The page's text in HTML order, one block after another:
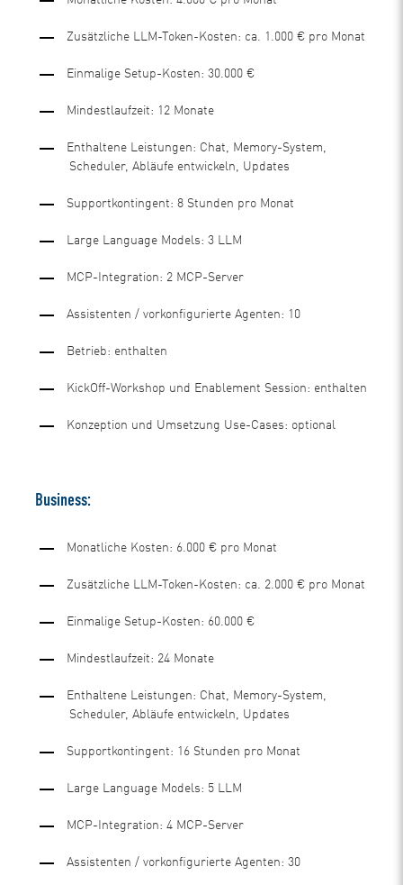
Zusätzliche LLM-Token-Kosten: ca. 1.000 € pro Monat
Einmalige Setup-Kosten: 30.000 €
Mindestlaufzeit: 12 Monate
Enthaltene Leistungen: Chat, Memory-System,
Scheduler, Abläufe entwickeln, Updates
Supportkontingent: 8 Stunden pro Monat
Large Language Models: 3 LLM
MCP-Integration: 2 MCP-Server
Assistenten / vorkonfigurierte Agenten: 10
Betrieb: enthalten
KickOff-Workshop und Enablement Session: enthalten
Konzeption und Umsetzung Use-Cases: optional
Business:
Monatliche Kosten: 6.000 € pro Monat
Zusätzliche LLM-Token-Kosten: ca. 2.000 € pro Monat
Einmalige Setup-Kosten: 60.000 €
Mindestlaufzeit: 24 Monate
Enthaltene Leistungen: Chat, Memory-System,
Scheduler, Abläufe entwickeln, Updates
Supportkontingent: 16 Stunden pro Monat
Large Language Models: 5 LLM
MCP-Integration: 4 MCP-Server
Assistenten / vorkonfigurierte Agenten: 30